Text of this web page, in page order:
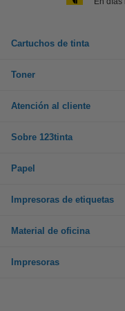
Cartuchos de tinta
Toner
Atención al cliente
Sobre 123tinta
Papel
Impresoras de etiquetas
Material de oficina
Impresoras